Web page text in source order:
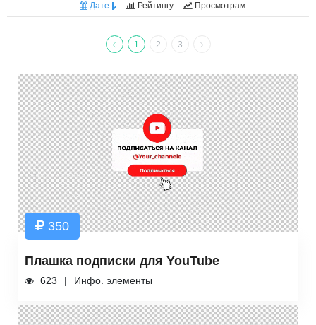
Дате
Рейтингу Просмотрам
1 2 3
350
Плашка подписки для YouTube
623 Инфо. элементы